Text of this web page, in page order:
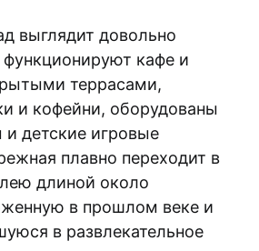
выглядит довольно
кафе и
террасами,
и кофейни, оборудованы
детские игровые
плавно переходит в
длиной около
в прошлом веке и
в развлекательное